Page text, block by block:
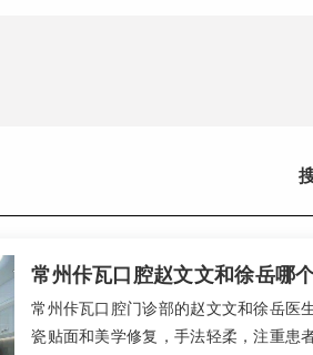
常州佧瓦口腔门诊部的赵文文和徐岳医
瓷贴面和美学修复，手法轻柔，注重患